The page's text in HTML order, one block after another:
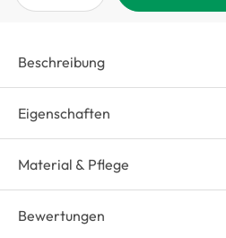
Beschreibung
Eigenschaften
Material & Pflege
Bewertungen